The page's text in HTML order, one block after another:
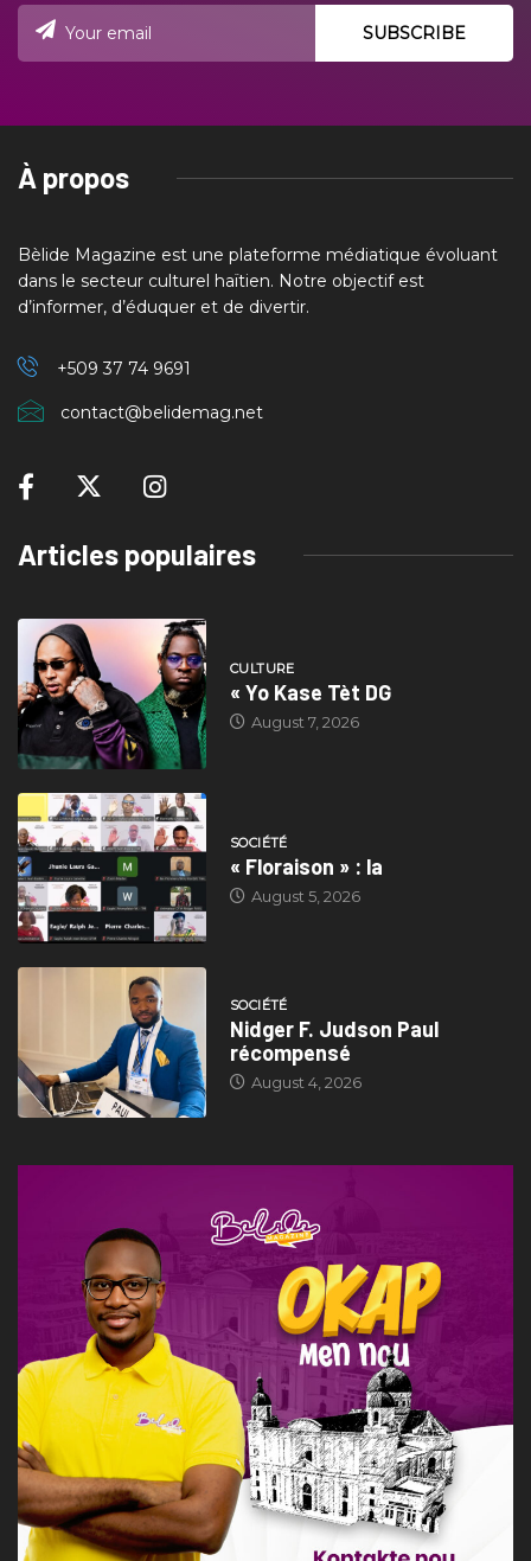
À propos
Bèlide Magazine est une plateforme médiatique évoluant
dans le secteur culturel haïtien. Notre objectif est
d’informer, d’éduquer et de divertir.
+509 37 74 9691
contact@belidemag.net
Articles populaires
CULTURE
« Yo Kase Tèt DG
August 7, 2026
SOCIÉTÉ
« Floraison » : la
August 5, 2026
SOCIÉTÉ
Nidger F. Judson Paul
récompensé
August 4, 2026